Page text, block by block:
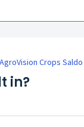
AgroVision Crops Saldo
in?